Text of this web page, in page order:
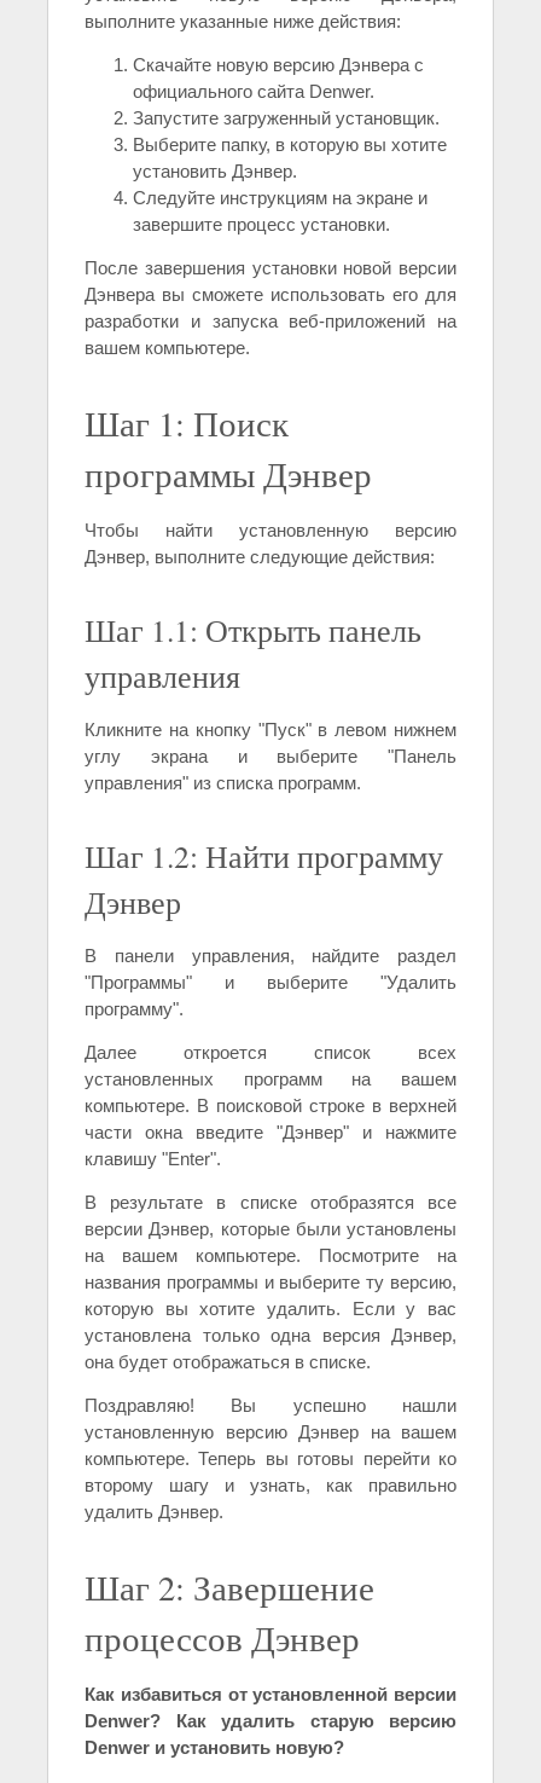
выполните указанные ниже действия:
Скачайте новую версию Дэнвера с
официального сайта Denwer.
Запустите загруженный установщик.
Выберите папку, в которую вы хотите
установить Дэнвер.
Следуйте инструкциям на экране и
завершите процесс установки.
После завершения установки новой версии
Дэнвера вы сможете использовать его для
разработки и запуска веб-приложений на
вашем компьютере.
Шаг 1: Поиск
программы Дэнвер
Чтобы найти установленную версию
Дэнвер, выполните следующие действия:
Шаг 1.1: Открыть панель
управления
Кликните на кнопку "Пуск" в левом нижнем
углу экрана и выберите "Панель
управления" из списка программ.
Шаг 1.2: Найти программу
Дэнвер
В панели управления, найдите раздел
"Программы" и выберите "Удалить
программу".
Далее откроется список всех
установленных программ на вашем
компьютере. В поисковой строке в верхней
части окна введите "Дэнвер" и нажмите
клавишу "Enter".
В результате в списке отобразятся все
версии Дэнвер, которые были установлены
на вашем компьютере. Посмотрите на
названия программы и выберите ту версию,
которую вы хотите удалить. Если у вас
установлена только одна версия Дэнвер,
она будет отображаться в списке.
Поздравляю! Вы успешно нашли
установленную версию Дэнвер на вашем
компьютере. Теперь вы готовы перейти ко
второму шагу и узнать, как правильно
удалить Дэнвер.
Шаг 2: Завершение
процессов Дэнвер
Как избавиться от установленной версии
Denwer? Как удалить старую версию
Denwer и установить новую?